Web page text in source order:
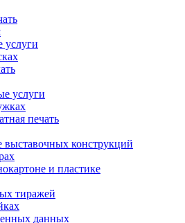
услуги
услуги
печать
выставочных конструкций
и пластике
тиражей
данных